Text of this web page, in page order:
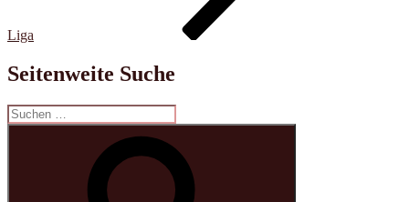
Liga
Seitenweite Suche
Suche
nach: